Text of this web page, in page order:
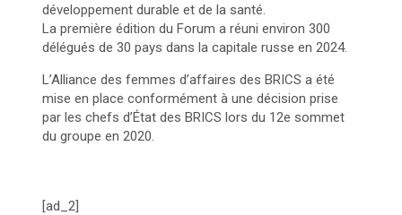
développement durable et de la santé.
La première édition du Forum a réuni environ 300
délégués de 30 pays dans la capitale russe en 2024.
L’Alliance des femmes d’affaires des BRICS a été
mise en place conformément à une décision prise
par les chefs d’État des BRICS lors du 12e sommet
du groupe en 2020.
[ad_2]